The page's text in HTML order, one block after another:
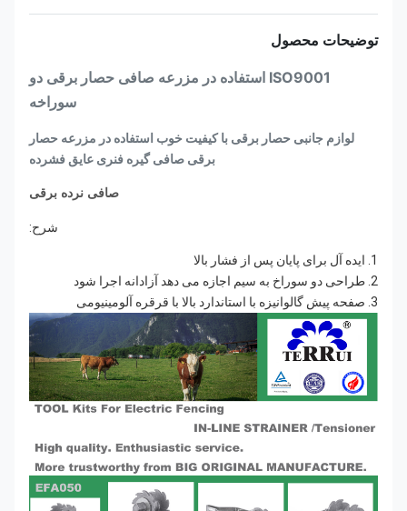
توضیحات محصول
ISO9001 استفاده در مزرعه صافی حصار برقی دو
سوراخه
لوازم جانبی حصار برقی با کیفیت خوب استفاده در مزرعه حصار
برقی صافی گیره فنری عایق فشرده
صافی نرده برقی
شرح:
1. ایده آل برای پایان پس از فشار بالا
2. طراحی دو سوراخ به سیم اجازه می دهد آزادانه اجرا شود
3. صفحه پیش گالوانیزه با استاندارد بالا با قرقره آلومینیومی